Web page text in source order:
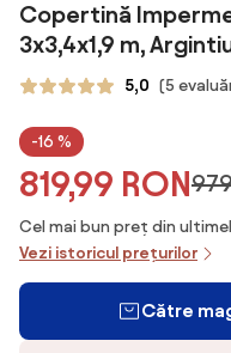
Copertină
3x3,4x1,9 m,
5,0 (5
-16 %
819,99 RON
Cel mai bun preț din
Vezi istoricul prețurilor
Către